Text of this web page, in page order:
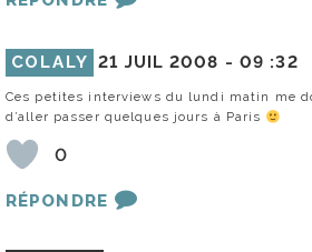
COLALY 21 JUIL 2008 - 09 :32
Ces petites interviews du lundi matin me
d’aller passer quelques jours à Paris
0
RÉPONDRE